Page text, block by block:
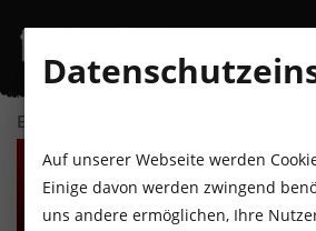
EVENTKALENDER
DO
6
AUGUST
FR
7
AUGUST
SA
8
AUGUST
Auf unserer Webseite werden
Einige davon werden zwingend
uns andere ermöglichen, Ihre